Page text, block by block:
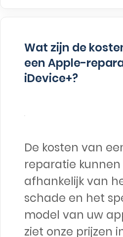
Wat zijn de
een Apple-
iDevice+?
De kosten van
reparatie
afhankelijk van
schade en het
model van uw
ziet onze prijzen